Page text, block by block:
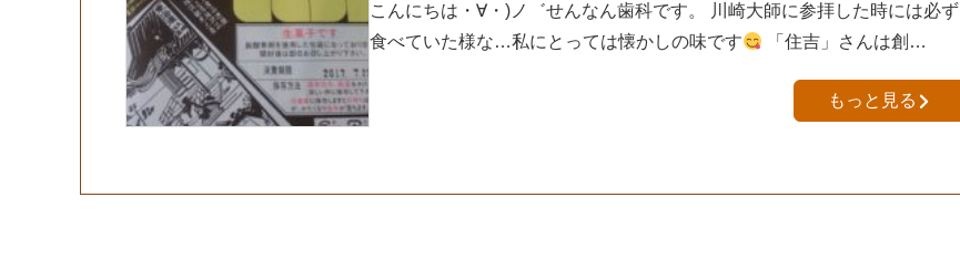
こんにちは・∀・)ノ゛せんなん歯科です。 川崎大師に参拝した時には必ず
食べていた様な…私にとっては懐かしの味です
「住吉」さんは創…
もっと見る